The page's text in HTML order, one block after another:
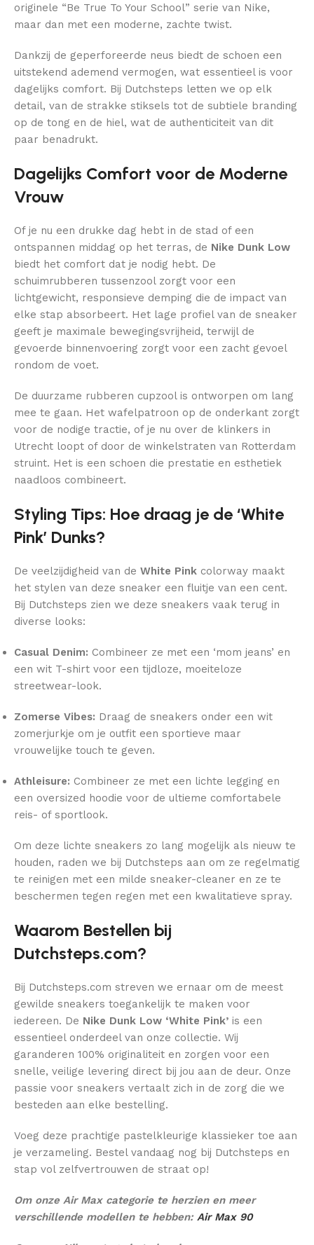
originele “Be True To Your School” serie van Nike,
maar dan met een moderne, zachte twist.
Dankzij de geperforeerde neus biedt de schoen een
uitstekend ademend vermogen, wat essentieel is voor
dagelijks comfort. Bij Dutchsteps letten we op elk
detail, van de strakke stiksels tot de subtiele branding
op de tong en de hiel, wat de authenticiteit van dit
paar benadrukt.
Dagelijks Comfort voor de Moderne
Vrouw
Of je nu een drukke dag hebt in de stad of een
ontspannen middag op het terras, de Nike Dunk Low
biedt het comfort dat je nodig hebt. De
schuimrubberen tussenzool zorgt voor een
lichtgewicht, responsieve demping die de impact van
elke stap absorbeert. Het lage profiel van de sneaker
geeft je maximale bewegingsvrijheid, terwijl de
gevoerde binnenvoering zorgt voor een zacht gevoel
rondom de voet.
De duurzame rubberen cupzool is ontworpen om lang
mee te gaan. Het wafelpatroon op de onderkant zorgt
voor de nodige tractie, of je nu over de klinkers in
Utrecht loopt of door de winkelstraten van Rotterdam
struint. Het is een schoen die prestatie en esthetiek
naadloos combineert.
Styling Tips: Hoe draag je de ‘White
Pink’ Dunks?
De veelzijdigheid van de White Pink colorway maakt
het stylen van deze sneaker een fluitje van een cent.
Bij Dutchsteps zien we deze sneakers vaak terug in
diverse looks:
Casual Denim: Combineer ze met een ‘mom jeans’ en
een wit T-shirt voor een tijdloze, moeiteloze
streetwear-look.
Zomerse Vibes: Draag de sneakers onder een wit
zomerjurkje om je outfit een sportieve maar
vrouwelijke touch te geven.
Athleisure: Combineer ze met een lichte legging en
een oversized hoodie voor de ultieme comfortabele
reis- of sportlook.
Om deze lichte sneakers zo lang mogelijk als nieuw te
houden, raden we bij Dutchsteps aan om ze regelmatig
te reinigen met een milde sneaker-cleaner en ze te
beschermen tegen regen met een kwalitatieve spray.
Waarom Bestellen bij
Dutchsteps.com?
Bij Dutchsteps.com streven we ernaar om de meest
gewilde sneakers toegankelijk te maken voor
iedereen. De Nike Dunk Low ‘White Pink’ is een
essentieel onderdeel van onze collectie. Wij
garanderen 100% originaliteit en zorgen voor een
snelle, veilige levering direct bij jou aan de deur. Onze
passie voor sneakers vertaalt zich in de zorg die we
besteden aan elke bestelling.
Voeg deze prachtige pastelkleurige klassieker toe aan
je verzameling. Bestel vandaag nog bij Dutchsteps en
stap vol zelfvertrouwen de straat op!
Om onze Air Max categorie te herzien en meer
verschillende modellen te hebben: Air Max 90